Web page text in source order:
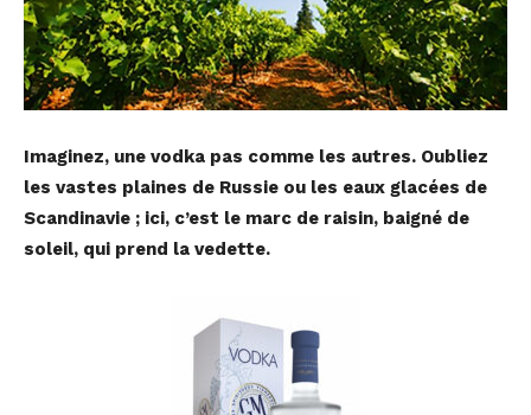
Imaginez, une vodka pas comme les autres. Oubliez
les vastes plaines de Russie ou les eaux glacées de
Scandinavie ; ici, c’est le marc de raisin, baigné de
soleil, qui prend la vedette.